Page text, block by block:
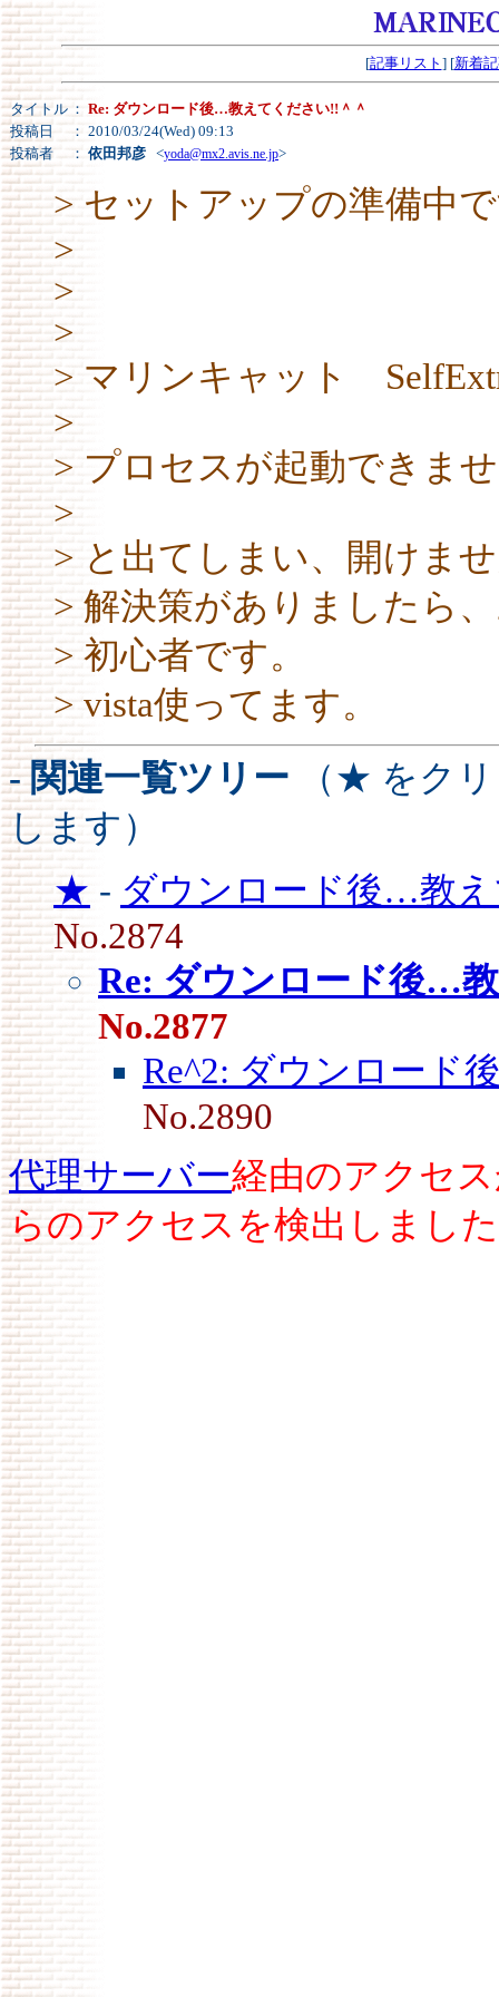
[記事リスト ] [新着
タイトル ： Re: ダウンロード後…教えてください!!＾＾
投稿日
： 2010/03/24(Wed) 09:13
投稿者
： 依田邦彦 <yoda@mx2.avis.ne.jp>
> セットアップの準備中
>
>
>
> マリンキャット
>
> プロセスが起動できま
>
> と出てしまい、開けま
> 解決策がありましたら
> 初心者です。
> vista使ってます。
- 関連一覧ツリー （★ をク
します）
★ - ダウンロード後…教
No.2874
Re: ダウンロード後…
No.2877
Re^2: ダウンロード
No.2890
代理サーバー経由のアクセ
らのアクセスを検出しまし